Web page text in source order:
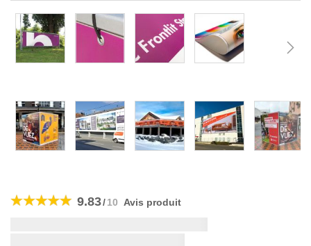
to
9.83/10
Avis produit